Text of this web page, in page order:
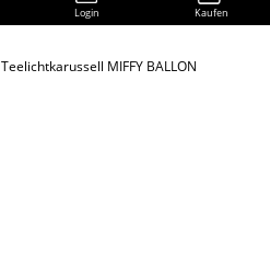
Login Kaufen
Teelichtkarussell MIFFY BALLON